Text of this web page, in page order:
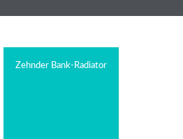
Zehnder Bank-Radiator